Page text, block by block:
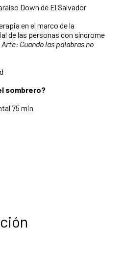
Down de El Salvador
en el marco de la
de las personas con síndrome
Arte: Cuando las palabras no
sombrero?
75 min